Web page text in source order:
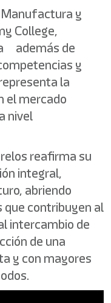
y
College,
además de
y
la
el mercado
nivel
reafirma su
integral,
abriendo
que contribuyen al
intercambio de
de una
y con mayores